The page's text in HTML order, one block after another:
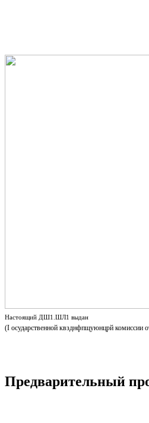
Настоящий ДШ1.ШЛ1 выдан
(I осударственной квзднфпщуюнцрй комиссии
Предварительный